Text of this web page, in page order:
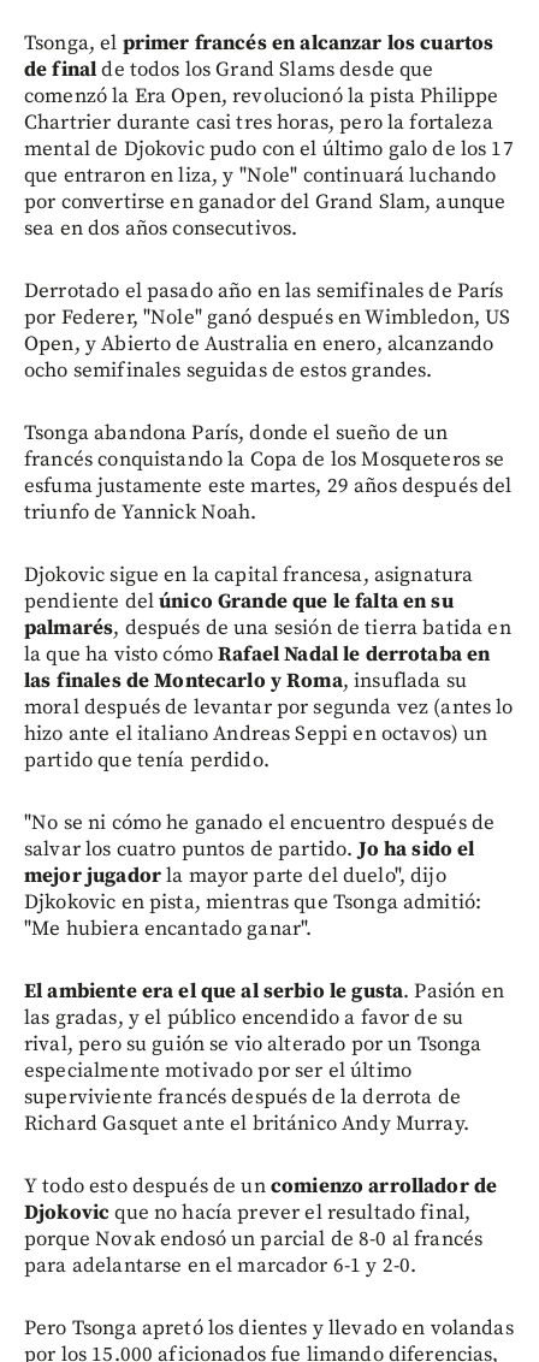
Tsonga, el primer francés en alcanzar los cuartos
de finalde todos los Grand Slams desde que
comenzó la Era Open, revolucionó la pista Philippe
Chartrier durante casi tres horas, pero la fortaleza
mental de Djokovic pudo con el último galo de los 17
que entraron en liza, y "Nole" continuará luchando
por convertirse en ganador del Grand Slam, aunque
sea en dos años consecutivos.
Derrotado el pasado año en las semifinales de París
por Federer, "Nole" ganó después en Wimbledon, US
Open, y Abierto de Australia en enero, alcanzando
ocho semifinales seguidas de estos grandes.
Tsonga abandona París, donde el sueño de un
francés conquistando la Copa de los Mosqueteros se
esfuma justamente este martes, 29 años después del
triunfo de Yannick Noah.
Djokovic sigue en la capital francesa, asignatura
pendiente delúnico Grande que le falta en su
palmarés, después de una sesión de tierra batida en
la que ha visto cómoRafael Nadal le derrotaba en
las finales de Montecarlo y Roma, insuflada su
moral después de levantar por segunda vez (antes lo
hizo ante el italiano Andreas Seppi en octavos) un
partido que tenía perdido.
"No se ni cómo he ganado el encuentro después de
salvar los cuatro puntos de partido.Jo ha sido el
mejor jugadorla mayor parte del duelo", dijo
Djkokovic en pista, mientras que Tsonga admitió:
"Me hubiera encantado ganar".
El ambiente era el que al serbio le gusta. Pasión en
las gradas, y el público encendido a favor de su
rival, pero su guión se vio alterado por un Tsonga
especialmente motivado por ser el último
superviviente francés después de la derrota de
Richard Gasquet ante el británico Andy Murray.
Y todo esto después de uncomienzo arrollador de
Djokovicque no hacía prever el resultado final,
porque Novak endosó un parcial de 8-0 al francés
para adelantarse en el marcador 6-1 y 2-0.
Pero Tsonga apretó los dientes y llevado en volandas
por los 15.000 aficionados fue limando diferencias,